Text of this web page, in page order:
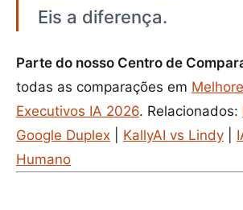
Eis a diferença.
Parte do nosso Centro de
todas as comparações em
Executivos IA 2026. Relacionados:
Google Duplex
KallyAI vs Lindy
Humano